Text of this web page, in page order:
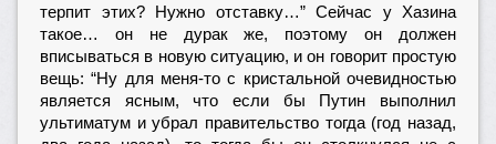
терпит этих? Нужно отставку…” Сейчас у Хазина
такое… он не дурак же, поэтому он должен
вписываться в новую ситуацию, и он говорит простую
вещь: “Ну для меня-то с кристальной очевидностью
является ясным, что если бы Путин выполнил
ультиматум и убрал правительство тогда (год назад,